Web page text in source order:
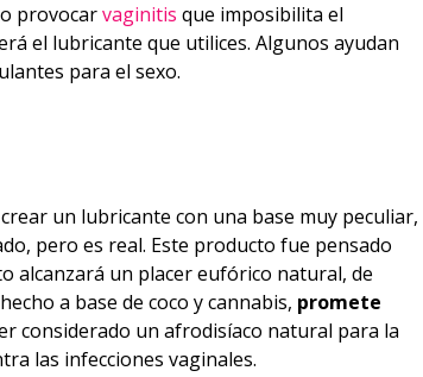
provocarvaginitis que imposibilita el
el lubricante que utilices. Algunos ayudan
para el sexo.
un lubricante con una base muy peculiar,
pero es real. Este producto fue pensado
alcanzará un placer eufórico natural, de
a base de coco y cannabis, promete
considerado un afrodisíaco natural para la
las infecciones vaginales.